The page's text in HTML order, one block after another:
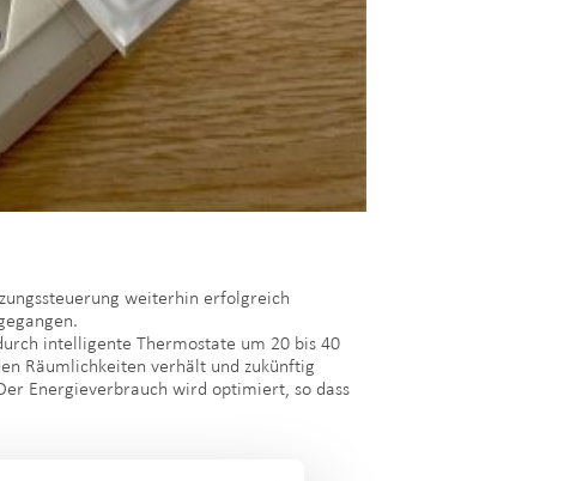
weiterhin erfolgreich
intelligente Thermostate um 20 bis 40
Räumlichkeiten verhält und zukünftig
Energieverbrauch wird optimiert, so dass